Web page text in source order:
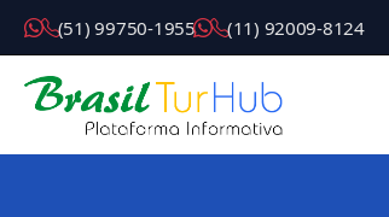
( 5 1 ) 9 9 7 5 0 - 1 9 5 5 ( 1 1 ) 9 2 0 0 9 - 8 1 2 4